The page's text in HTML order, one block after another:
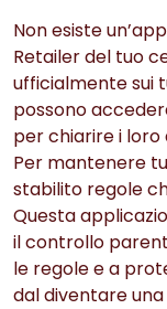
Non esiste
Retailer del tuo
ufficialmente sui
possono
per chiarire i loro
Per mantenere
stabilito regole
Questa
il controllo
le regole e a
dal diventare